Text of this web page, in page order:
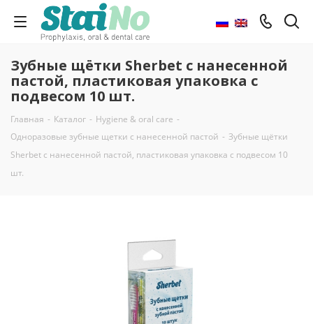
Зубные щётки Sherbet с нанесенной
пастой, пластиковая упаковка с
подвесом 10 шт.
Главная - Каталог - Hygiene & oral care -
Одноразовые зубные щетки с нанесенной пастой - Зубные щётки
Sherbet с нанесенной пастой, пластиковая упаковка с подвесом 10
шт.